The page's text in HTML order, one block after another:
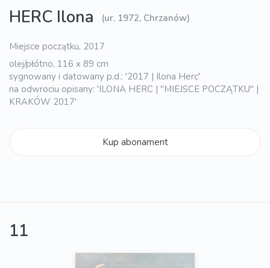
HERC Ilona (ur. 1972, Chrzanów)
Miejsce początku, 2017
olej/płótno, 116 x 89 cm
sygnowany i datowany p.d.: '2017 | Ilona Herc'
na odwrociu opisany: 'ILONA HERC | "MIEJSCE POCZĄTKU" |
KRAKÓW 2017'
Kup abonament
11